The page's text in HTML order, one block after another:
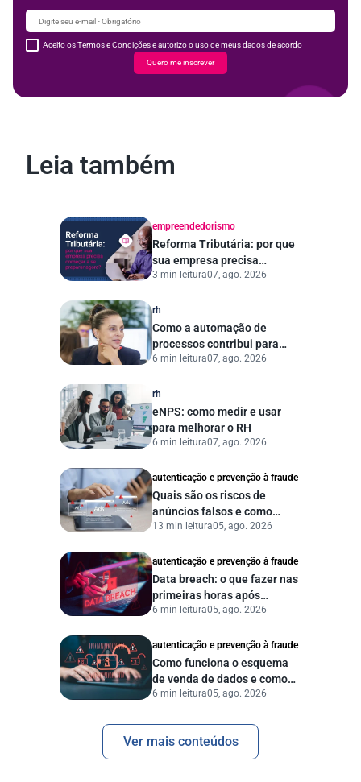
Aceito os Termos e Condições e autorizo o uso de meus dados de acordo
Quero me inscrever
Leia também
empreendedorismo
Reforma Tributária: por que
sua empresa precisa
começar a se preparar
3 min leitura07, ago. 2026
rh
Como a automação de
processos contribui para
uma gestão pública mais
6 min leitura07, ago. 2026
rh
eNPS: como medir e usar
para melhorar o RH
6 min leitura07, ago. 2026
autenticação e prevenção à fraude
Quais são os riscos de
anúncios falsos e como
proteger seu negócio?
13 min leitura05, ago. 2026
autenticação e prevenção à fraude
Data breach: o que fazer nas
primeiras horas após
vazamento de dados?
6 min leitura05, ago. 2026
autenticação e prevenção à fraude
Como funciona o esquema
de venda de dados e como
proteger sua empresa?
6 min leitura05, ago. 2026
Ver mais conteúdos